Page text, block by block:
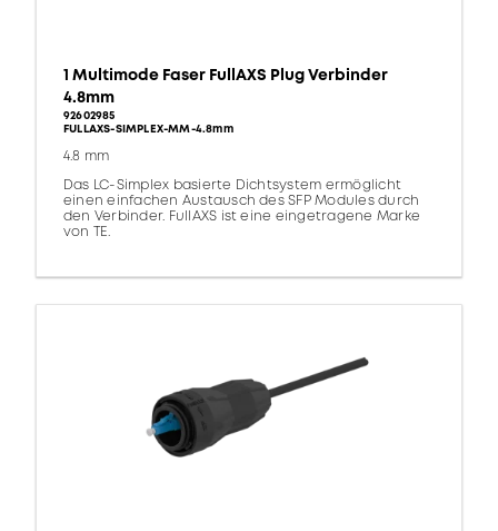
1 Multimode Faser FullAXS Plug Verbinder
4.8mm
92602985
FULLAXS-SIMPLEX-MM-4.8mm
4.8 mm
Das LC-Simplex basierte Dichtsystem ermöglicht
einen einfachen Austausch des SFP Modules durch
den Verbinder. FullAXS ist eine eingetragene Marke
von TE.